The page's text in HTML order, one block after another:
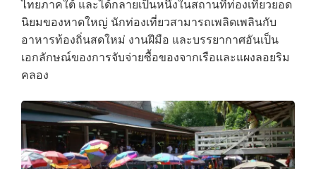
ไทยภาคใต้ และได้กลายเป็นหนึ่งในสถานที่ท่องเที่ยวยอด
นิยมของหาดใหญ่ นักท่องเที่ยวสามารถเพลิดเพลินกับ
อาหารท้องถิ่นสดใหม่ งานฝีมือ และบรรยากาศอันเป็น
เอกลักษณ์ของการจับจ่ายซื้อของจากเรือและแผงลอยริม
คลอง